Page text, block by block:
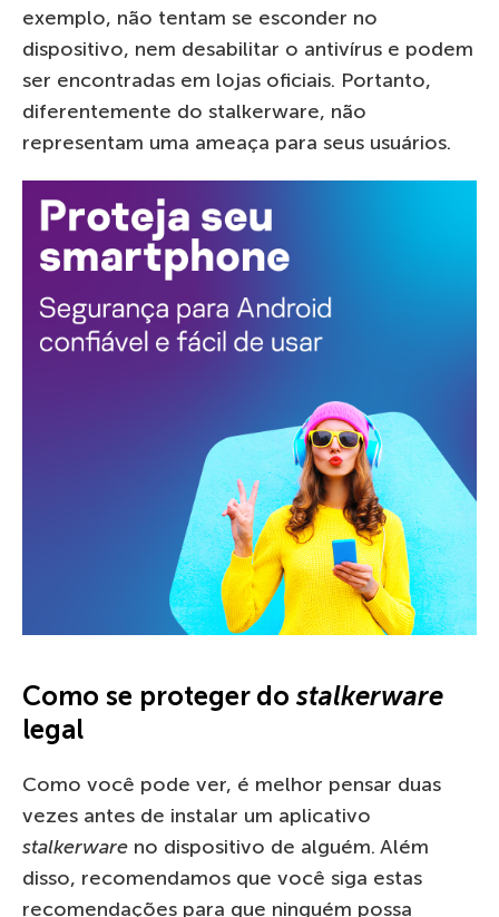
exemplo, não tentam se esconder no
dispositivo, nem desabilitar o antivírus e podem
ser encontradas em lojas oficiais. Portanto,
diferentemente do stalkerware, não
representam uma ameaça para seus usuários.
Como se proteger do stalkerware
legal
Como você pode ver, é melhor pensar duas
vezes antes de instalar um aplicativo
stalkerware no dispositivo de alguém. Além
disso, recomendamos que você siga estas
recomendações para que ninguém possa